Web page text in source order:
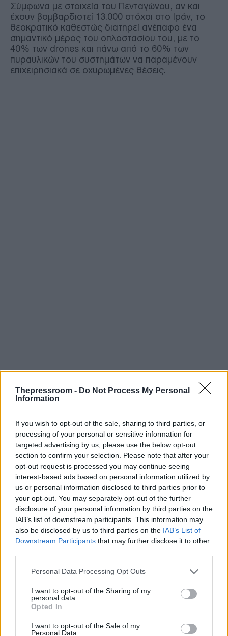
Thepressroom - Do Not Process My Personal
Information
If you wish to opt-out of the sale, sharing to third parties, or
processing of your personal or sensitive information for
targeted advertising by us, please use the below opt-out
section to confirm your selection. Please note that after your
opt-out request is processed you may continue seeing
interest-based ads based on personal information utilized by
us or personal information disclosed to third parties prior to
your opt-out. You may separately opt-out of the further
disclosure of your personal information by third parties on the
IAB’s list of downstream participants. This information may
also be disclosed by us to third parties on the IAB’s List of
Downstream Participants that may further disclose it to other
Please note that this website/app uses one or more Google
not limited to your visit or usage behaviour. You may click to
grant or deny consent to Google and its third-party tags to
use your data for below specified purposes in below Google
consent section.
Personal Data Processing Opt Outs
I want to opt-out of the Sharing of my
personal data.
Opted In
I want to opt-out of the Sale of my
Personal Data.
Σύμφωνα με στοιχεία του Πενταγώνου, αν και
έχουν βομβαρδιστεί 13.000 στόχοι στο Ιράν, το
θεοκρατικό καθεστώς διατηρεί ανέπαφο ένα
σημαντικό μέρος του οπλοστασίου του, με το
40% των drones και πάνω από το 60% των
πυραυλικών του συστημάτων να παραμένουν
επιχειρησιακά σε οχυρωμένες θέσεις.
να απειλεί τη ναυσιπλοΐα και τις αμερικανικές
βάσεις στον Κόλπο με όπλα χαμηλού κόστους,
πλήττοντας την παγκόσμια οικονομία και την
εγχώρια δημοτικότητα του Τραμπ σε μια κρίσιμη
προεκλογική περίοδο.
Αναλυτές επισημαίνουν ότι η έλλειψη σαφών
πολιτικών στόχων από την πλευρά των ΗΠΑ
επιτρέπει στο Ιράν να εκμεταλλεύεται την
απουσία στρατηγικού σχεδίου, μετατρέποντας
τον πόλεμο σε μια δαπανηρή περιπέτεια χωρίς
ορατό τέλος.
Η κατάσταση περιπλέκεται περαιτέρω από την
στο Πακιστάν, καθώς το Ιράν δεν έχει
οριστικοποιήσει τη συμμετοχή του, επιδιώκοντας
να κερδίσει χρόνο και να αυξήσει την πίεση.